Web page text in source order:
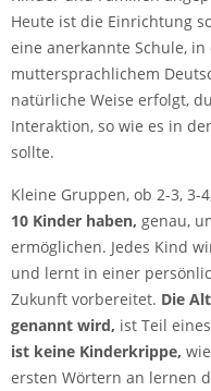
Heute ist die Einrichtung
eine anerkannte Schule,
muttersprachlichem
natürliche Weise erfolgt,
Interaktion, so wie es in
sollte.
Kleine Gruppen, ob 2-3, 3-
10 Kinder haben, genau,
ermöglichen. Jedes Kind
und lernt in einer
Zukunft vorbereitet. Die
genannt wird, ist Teil
ist keine Kinderkrippe,
ersten Wörtern an lernen